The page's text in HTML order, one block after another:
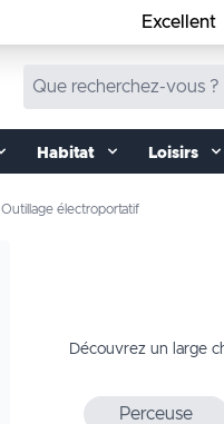
Excellent
Habitat Loisirs
Outillage électroportatif
Découvrez un large
Perceuse